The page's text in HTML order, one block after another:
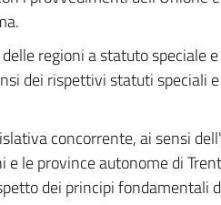
regioni a statuto speciale
dei rispettivi statuti speciali
concorrente, ai sensi dell'
e le province autonome di
dei principi fondamentali